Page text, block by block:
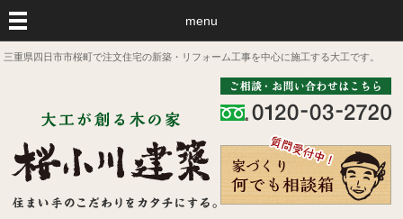
menu
三重県四日市市桜町で注文住宅の新築・リフォーム工事を中心に施工する大工です。